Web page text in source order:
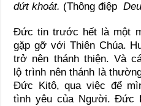
dứt khoát. (Thông điệp
Đức tin trước hết là một
gặp gỡ với Thiên Chúa.
trở nên thánh thiện. Và
lộ trình nên thánh là
Đức Kitô, qua việc để
tình yêu của Người. Đức